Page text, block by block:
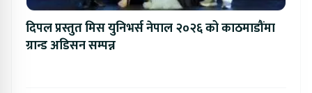
दिपल प्रस्तुत मिस युनिभर्स नेपाल २०२६ को काठमाडौंमा
ग्रान्ड अडिसन सम्पन्न